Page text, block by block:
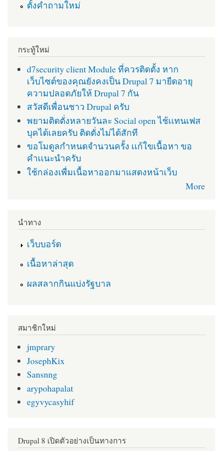
ตั้งคำถามใหม่
กระทู้ใหม่
d7security client Module ที่ควรติดตั้ง หาก
เว็บไซต์ของคุณยังคงเป็น Drupal 7 มายืดอายุ
ความปลอดภัยให้ Drupal 7 กัน
สวัสดีเพื่อนชาว Drupal ครับ
พยามติดตั่งหลายวันละ Social open ไช้เเทนเฟส
บุคได้เลยครับ ติดตั่งไม่ได้สักที
ขอโมดูลกำหนดจำนวนครั้ง เเก้ใขเนื้อหา ขอ
คำเเนะนำครับ
ใช้กล่องเพื่มเนื้อหาออกมาแสดงหน้าเว็บ
More
นำทาง
เว็บบอร์ด
เนื้อหาล่าสุด
ผลสลากกินแบ่งรัฐบาล
สมาชิกใหม่
jmprary
JosephKix
Sansnng
arypohapalat
egyvycasyhif
Drupal 8 เปิดตัวอย่างเป็นทางการ